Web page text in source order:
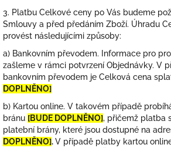
3. Platbu Celkové ceny po Vás budeme
Smlouvy a před předáním Zboží. Úhradu
provést následujícími způsoby:
a) Bankovním převodem. Informace pro
zašleme v rámci potvrzení Objednávky. V
bankovním převodem je Celková cena
DOPLNĚNO]
b) Kartou online. V takovém případě
bránu [BUDE DOPLNĚNO], přičemž platba
platební brány, které jsou dostupné na
DOPLNĚNO].V případě platby kartou